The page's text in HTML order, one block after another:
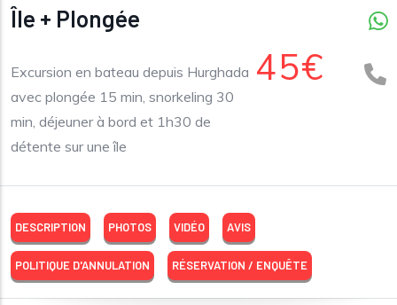
Île + Plongée
Excursion en bateau depuis Hurghada
avec plongée 15 min, snorkeling 30
min, déjeuner à bord et 1h30 de
détente sur une île
45€
DESCRIPTION PHOTOS VIDÉO AVIS
POLITIQUE D'ANNULATION RÉSERVATION / ENQUÊTE